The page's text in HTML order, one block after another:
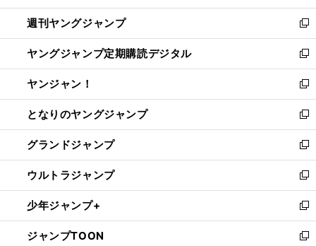
開
く
ウ
で
開
く
ン
ド
ウ
で
開
く
ウ
ィ
ン
ド
ウ
で
開
く
週刊ヤングジャンプ
新
し
い
ウ
ィ
ン
ド
ウ
で
開
く
ヤングジャンプ定期購読デジタル
新
し
い
ウ
ィ
ン
ド
ウ
で
開
く
ヤンジャン！
新
し
い
ウ
ィ
ン
ド
ウ
で
開
く
となりのヤングジャンプ
新
し
い
ウ
ィ
ン
ド
ウ
で
グランドジャンプ
新
し
い
ウ
ィ
ン
ド
ウルトラジャンプ
新
し
い
ウ
ィ
少年ジャンプ+
新
し
い
ジャンプTOON
新